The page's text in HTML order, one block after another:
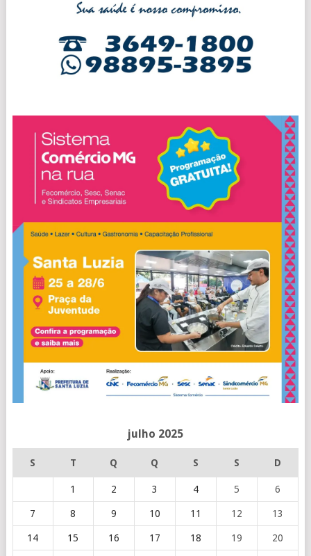
julho 2025
S T Q Q S S D
1 2 3 4 5 6
7 8 9 10 11 12 13
14 15 16 17 18 19 20